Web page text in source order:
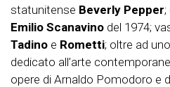
statunitense Beverly Pepper
Emilio Scanavino del 1974;
Tadino e Rometti; oltre ad
dedicato all’arte
opere di Arnaldo Pomodoro e